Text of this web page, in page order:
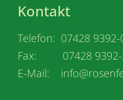
Kontakt
Telefon: 07428 9392-
Fax: 07428 9392-
E-Mail: